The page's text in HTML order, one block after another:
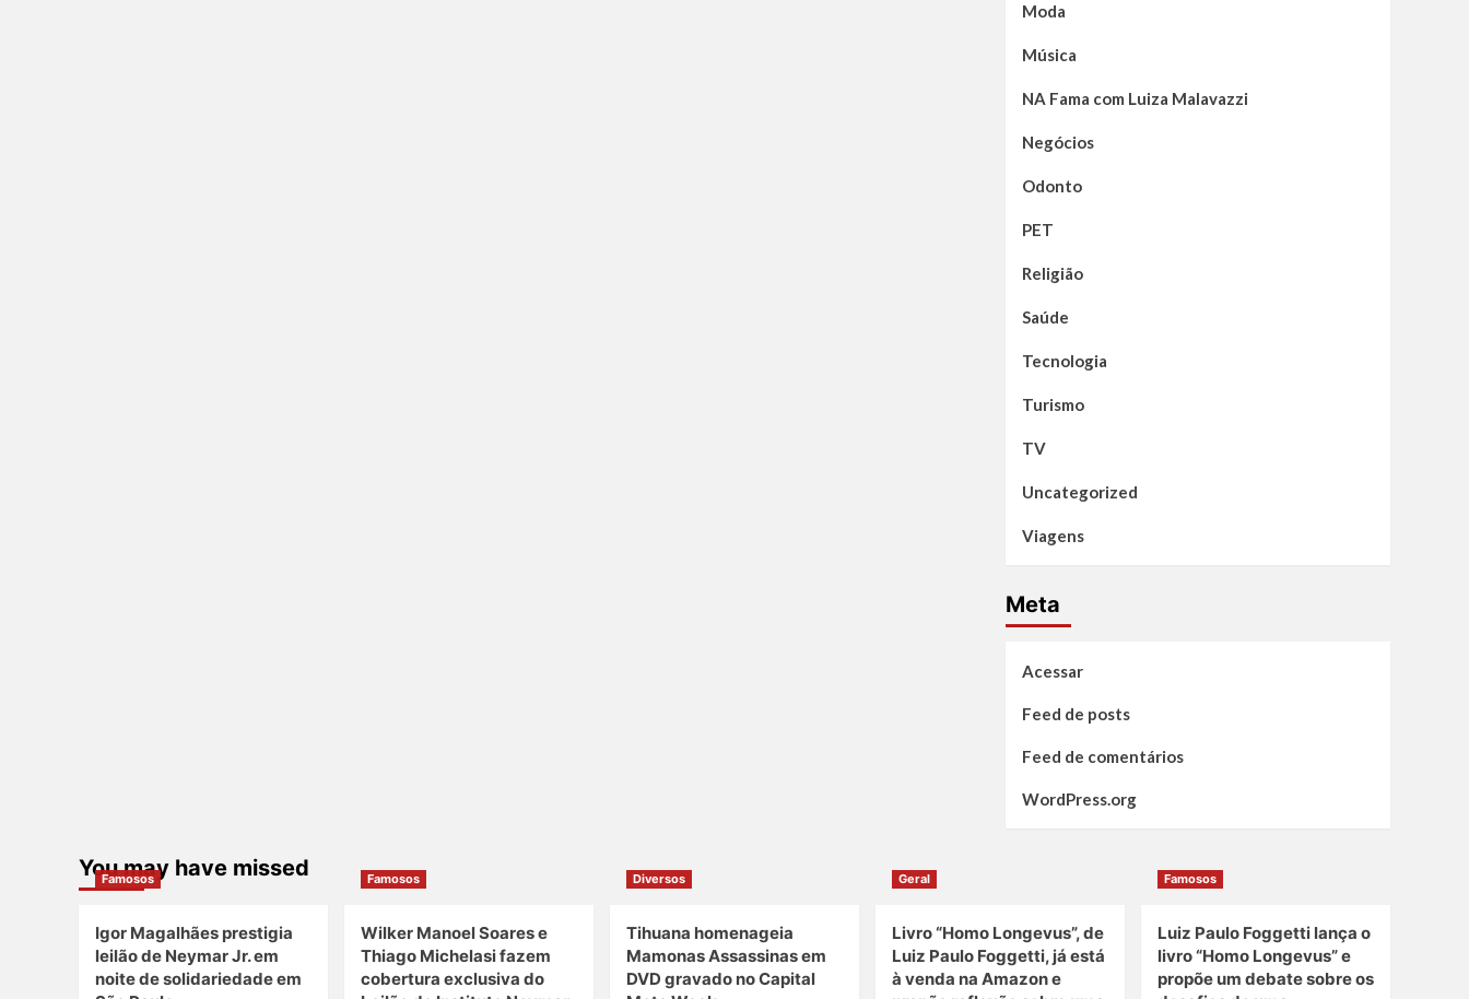
Moda
Música
NA Fama com Luiza Malavazzi
Negócios
Odonto
PET
Religião
Saúde
Tecnologia
Turismo
TV
Uncategorized
Viagens
Meta
Acessar
Feed de posts
Feed de comentários
WordPress.org
You may have missed
Famosos
Igor Magalhães prestigia
leilão de Neymar Jr. em
noite de solidariedade em
Famosos
Wilker Manoel Soares e
Thiago Michelasi fazem
cobertura exclusiva do
Diversos
Tihuana homenageia
Mamonas Assassinas em
DVD gravado no Capital
Geral
Livro “Homo Longevus”, de
Luiz Paulo Foggetti, já está
à venda na Amazon e
Famosos
Luiz Paulo Foggetti lança o
livro “Homo Longevus” e
propõe um debate sobre os